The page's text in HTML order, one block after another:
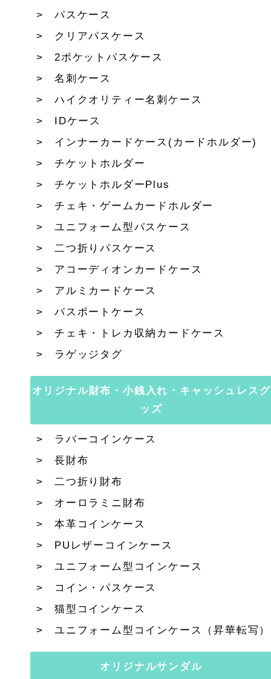
パスケース
クリアパスケース
2ポケットパスケース
名刺ケース
ハイクオリティー名刺ケース
IDケース
インナーカードケース(カードホルダー)
チケットホルダー
チケットホルダーPlus
チェキ・ゲームカードホルダー
ユニフォーム型パスケース
二つ折りパスケース
アコーディオンカードケース
アルミカードケース
パスポートケース
チェキ・トレカ収納カードケース
ラゲッジタグ
オリジナル財布・小銭入れ・キャッシュレスグ
ッズ
ラバーコインケース
長財布
二つ折り財布
オーロラミニ財布
本革コインケース
PUレザーコインケース
ユニフォーム型コインケース
コイン・パスケース
猫型コインケース
ユニフォーム型コインケース（昇華転写）
オリジナルサンダル